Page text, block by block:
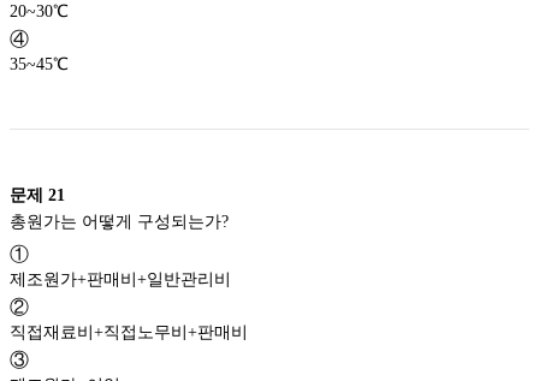
20~30℃
④
35~45℃
문제 21
총원가는 어떻게 구성되는가?
①
제조원가+판매비+일반관리비
②
직접재료비+직접노무비+판매비
③